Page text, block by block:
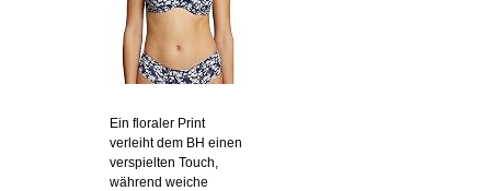
Ein floraler Print
verleiht dem BH einen
verspielten Touch,
während weiche